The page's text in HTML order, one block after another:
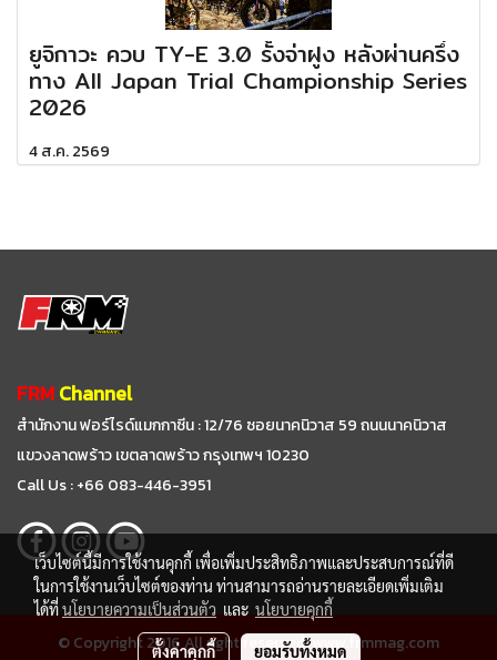
ยูจิกาวะ ควบ TY-E 3.0 รั้งจ่าฝูง หลังผ่านครึ่ง
ทาง All Japan Trial Championship Series
2026
4 ส.ค. 2569
FRMChannel
สำนักงาน ฟอร์ไรด์แมกกาซีน : 12/76 ซอยนาคนิวาส 59ถนนนาคนิวาส
แขวงลาดพร้าว เขตลาดพร้าว กรุงเทพฯ 10230
Call Us : +66 083-446-3951
© Copyright 2016 All right reserved. www.frmmag.com
เว็บไซต์นี้มีการใช้งานคุกกี้ เพื่อเพิ่มประสิทธิภาพและประสบการณ์ที่ดี
ในการใช้งานเว็บไซต์ของท่าน ท่านสามารถอ่านรายละเอียดเพิ่มเติม
ได้ที่นโยบายความเป็นส่วนตัว และ นโยบายคุกกี้
ตั้งค่าคุกกี้ ยอมรับทั้งหมด